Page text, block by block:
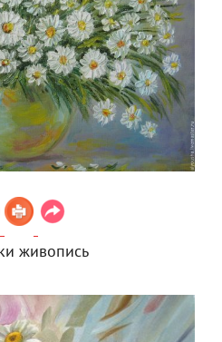
живопись